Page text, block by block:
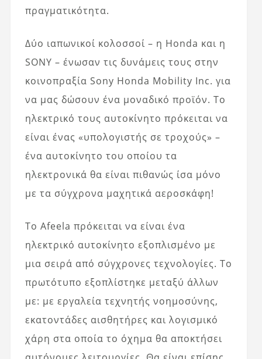
πραγματικότητα.
Δύο ιαπωνικοί κολοσσοί – η Honda και η
SONY – ένωσαν τις δυνάμεις τους στην
κοινοπραξία Sony Honda Mobility Inc. για
να μας δώσουν ένα μοναδικό προϊόν. Το
ηλεκτρικό τους αυτοκίνητο πρόκειται να
είναι ένας «υπολογιστής σε τροχούς» –
ένα αυτοκίνητο του οποίου τα
ηλεκτρονικά θα είναι πιθανώς ίσα μόνο
με τα σύγχρονα μαχητικά αεροσκάφη!
Το Afeela πρόκειται να είναι ένα
ηλεκτρικό αυτοκίνητο εξοπλισμένο με
μια σειρά από σύγχρονες τεχνολογίες. Το
πρωτότυπο εξοπλίστηκε μεταξύ άλλων
με: με εργαλεία τεχνητής νοημοσύνης,
εκατοντάδες αισθητήρες και λογισμικό
χάρη στα οποία το όχημα θα αποκτήσει